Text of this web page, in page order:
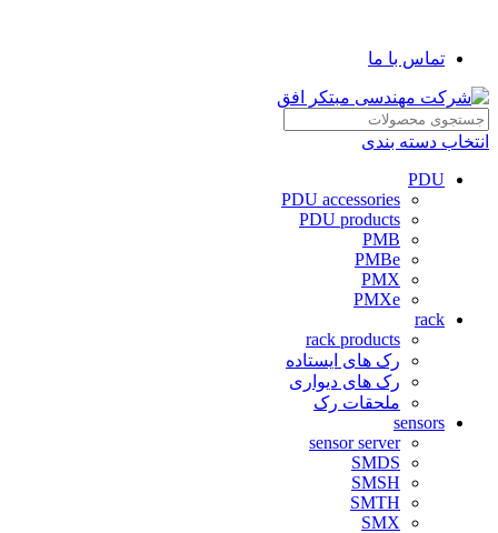
تماس با ما
انتخاب دسته بندی
PDU
PDU accessories
PDU products
PMB
PMBe
PMX
PMXe
rack
rack products
رک های ایستاده
رک های دیواری
ملحقات رک
sensors
sensor server
SMDS
SMSH
SMTH
SMX